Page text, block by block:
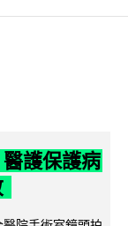
護保護病